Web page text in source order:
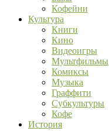
Кофейни
Культура
Книги
Кино
Видеоигры
Мультфильмы
Комиксы
Музыка
Граффити
Субкультуры
Кофе
История